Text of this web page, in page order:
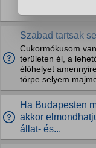
Szabad tartsak
Cukormókusom
területen él, a
élőhelyet
törpe selyem
Ha Budapesten
akkor
állat- és...